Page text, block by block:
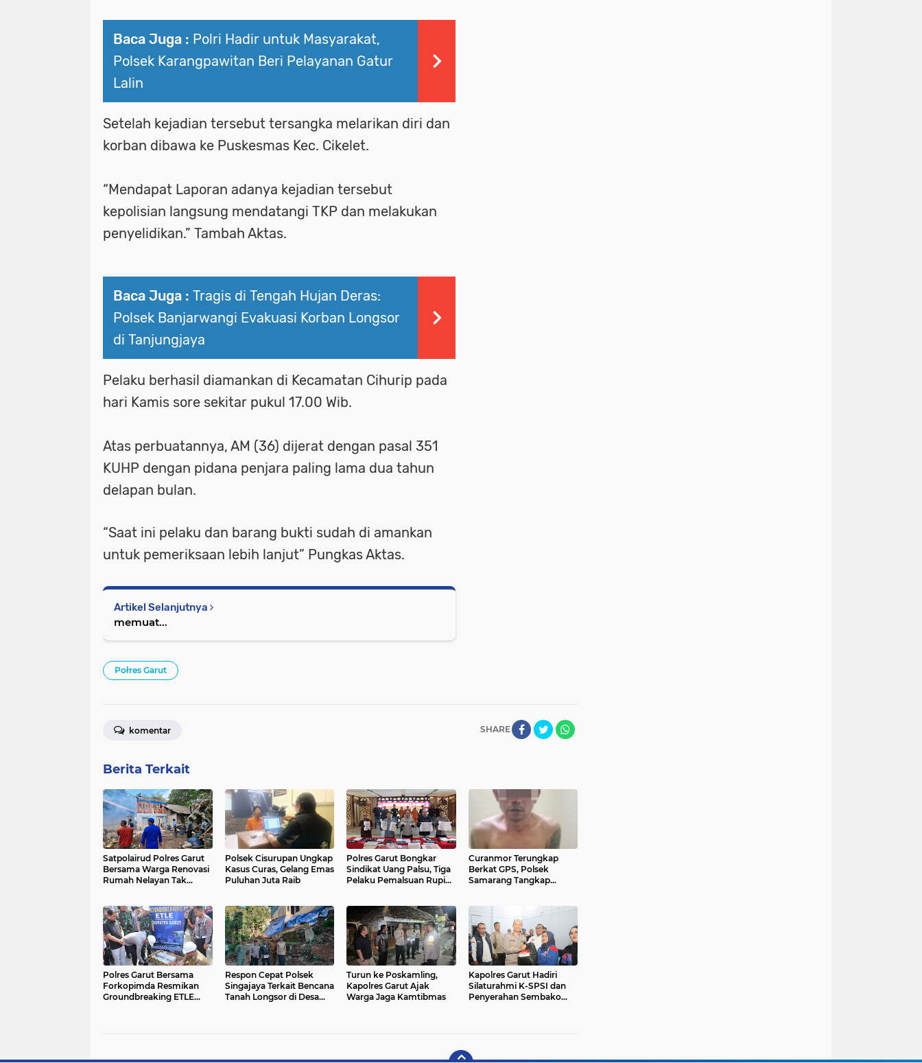
Baca Juga : Polri Hadir untuk Masyarakat,
Polsek Karangpawitan Beri Pelayanan Gatur
Lalin
Setelah kejadian tersebut tersangka melarikan diri dan
korban dibawa ke Puskesmas Kec. Cikelet.
“Mendapat Laporan adanya kejadian tersebut
kepolisian langsung mendatangi TKP dan melakukan
penyelidikan.” Tambah Aktas.
Baca Juga : Tragis di Tengah Hujan Deras:
Polsek Banjarwangi Evakuasi Korban Longsor
di Tanjungjaya
Pelaku berhasil diamankan di Kecamatan Cihurip pada
hari Kamis sore sekitar pukul 17.00 Wib.
Atas perbuatannya, AM (36) dijerat dengan pasal 351
KUHP dengan pidana penjara paling lama dua tahun
delapan bulan.
“Saat ini pelaku dan barang bukti sudah di amankan
untuk pemeriksaan lebih lanjut” Pungkas Aktas.
Artikel Selanjutnya
memuat...
Połres Garut
SHARE
komentar
Berita Terkait
Satpolairud Polres Garut
Bersama Warga Renovasi
Rumah Nelayan Tak
Polsek Cisurupan Ungkap
Kasus Curas, Gelang Emas
Puluhan Juta Raib
Polres Garut Bongkar
Sindikat Uang Palsu, Tiga
Pelaku Pemalsuan Rupiah
Curanmor Terungkap
Berkat GPS, Polsek
Samarang Tangkap
Polres Garut Bersama
Forkopimda Resmikan
Groundbreaking ETLE
Respon Cepat Polsek
Singajaya Terkait Bencana
Tanah Longsor di Desa
Turun ke Poskamling,
Kapolres Garut Ajak
Warga Jaga Kamtibmas
Kapolres Garut Hadiri
Silaturahmi K-SPSI dan
Penyerahan Sembako